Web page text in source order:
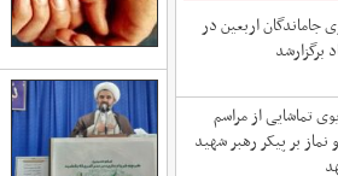
جاماندگان اربعین در
برگزارشد
تماشایی از مراسم
نماز بر پیکر رهبر شهید